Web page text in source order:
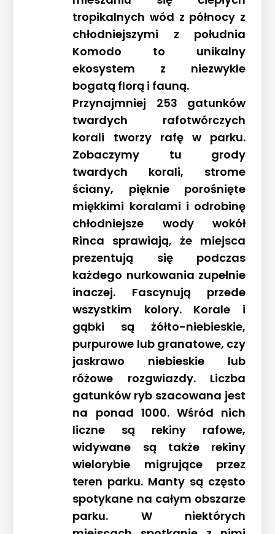
tropikalnych wód z północy z
chłodniejszymi z południa
Komodo to unikalny
ekosystem z niezwykle
bogatą florą i fauną.
Przynajmniej 253 gatunków
twardych rafotwórczych
korali tworzy rafę w parku.
Zobaczymy tu grody
twardych korali, strome
ściany, pięknie porośnięte
miękkimi koralami i odrobinę
chłodniejsze wody wokół
Rinca sprawiają, że miejsca
prezentują się podczas
każdego nurkowania zupełnie
inaczej. Fascynują przede
wszystkim kolory. Korale i
gąbki są żółto-niebieskie,
purpurowe lub granatowe, czy
jaskrawo niebieskie lub
różowe rozgwiazdy. Liczba
gatunków ryb szacowana jest
na ponad 1000. Wśród nich
liczne są rekiny rafowe,
widywane są także rekiny
wielorybie migrujące przez
teren parku. Manty są często
spotykane na całym obszarze
parku. W niektórych